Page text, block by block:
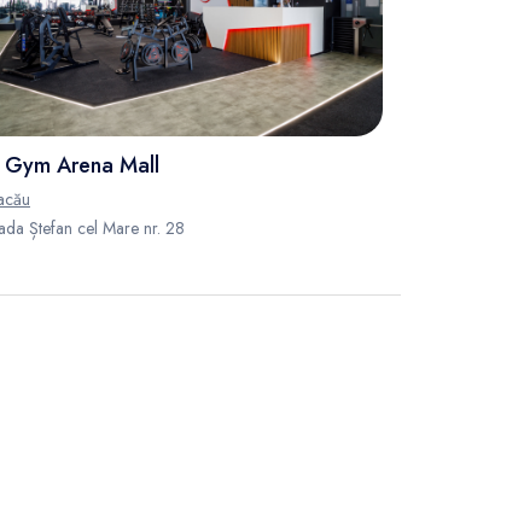
Arena Mall
Ștefan cel Mare nr. 28